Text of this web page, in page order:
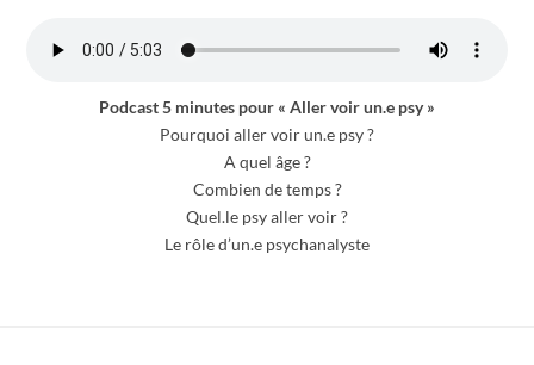
Podcast 5 minutes pour « Aller voir un.e psy »
Pourquoi aller voir un.e psy ?
A quel âge ?
Combien de temps ?
Quel.le psy aller voir ?
Le rôle d’un.e psychanalyste